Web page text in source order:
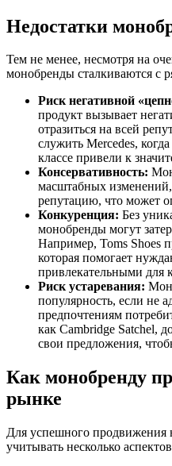
Недостатки
Тем не менее, несмотря на
монобренды сталкиваются с
Риск негативной
продукт вызывает
отразиться на всей
служить Mercedes,
классе привели к
Консервативность:
масштабных
репутацию, что может
Конкуренция: Без
монобренды могут
Например, Toms Shoes
которая помогает
привлекательными для
Риск устаревания:
популярность, если не
предпочтениям
как Cambridge Satchel,
свои предложения,
Как монобренду
рынке
Для успешного продвижения
учитывать несколько